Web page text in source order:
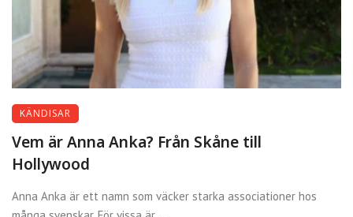
KÄNDISAR
Vem är Anna Anka? Från Skåne till
Hollywood
Anna Anka är ett namn som väcker starka associationer hos